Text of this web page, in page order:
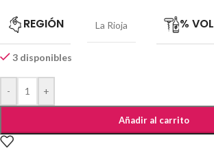
REGIÓN La Rioja % VOL
3 disponibles
- +
Añadir al carrito